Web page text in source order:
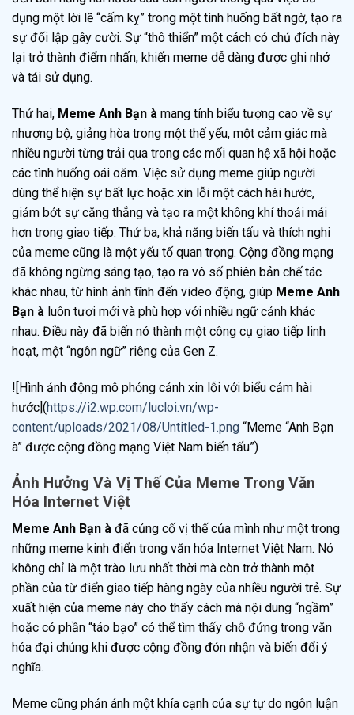
dụng một lời lẽ “cấm kỵ” trong một tình huống bất ngờ, tạo ra
sự đối lập gây cười. Sự “thô thiển” một cách có chủ đích này
lại trở thành điểm nhấn, khiến meme dễ dàng được ghi nhớ
và tái sử dụng.
Thứ hai, Meme Anh Bạn à mang tính biểu tượng cao về sự
nhượng bộ, giảng hòa trong một thế yếu, một cảm giác mà
nhiều người từng trải qua trong các mối quan hệ xã hội hoặc
các tình huống oái oăm. Việc sử dụng meme giúp người
dùng thể hiện sự bất lực hoặc xin lỗi một cách hài hước,
giảm bớt sự căng thẳng và tạo ra một không khí thoải mái
hơn trong giao tiếp. Thứ ba, khả năng biến tấu và thích nghi
của meme cũng là một yếu tố quan trọng. Cộng đồng mạng
đã không ngừng sáng tạo, tạo ra vô số phiên bản chế tác
khác nhau, từ hình ảnh tĩnh đến video động, giúp Meme Anh
Bạn à luôn tươi mới và phù hợp với nhiều ngữ cảnh khác
nhau. Điều này đã biến nó thành một công cụ giao tiếp linh
hoạt, một “ngôn ngữ” riêng của Gen Z.
![Hình ảnh động mô phỏng cảnh xin lỗi với biểu cảm hài
hước](https://i2.wp.com/lucloi.vn/wp-
content/uploads/2021/08/Untitled-1.png “Meme “Anh Bạn
à” được cộng đồng mạng Việt Nam biến tấu”)
Ảnh Hưởng Và Vị Thế Của Meme Trong Văn
Hóa Internet Việt
Meme Anh Bạn à đã củng cố vị thế của mình như một trong
những meme kinh điển trong văn hóa Internet Việt Nam. Nó
không chỉ là một trào lưu nhất thời mà còn trở thành một
phần của từ điển giao tiếp hàng ngày của nhiều người trẻ. Sự
xuất hiện của meme này cho thấy cách mà nội dung “ngầm”
hoặc có phần “táo bạo” có thể tìm thấy chỗ đứng trong văn
hóa đại chúng khi được cộng đồng đón nhận và biến đổi ý
nghĩa.
Meme cũng phản ánh một khía cạnh của sự tự do ngôn luận